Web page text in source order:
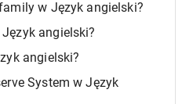
w Język angielski?
angielski?
angielski?
System w Język